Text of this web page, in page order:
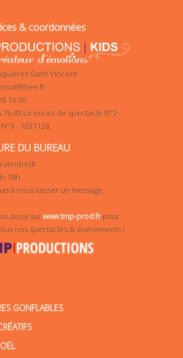
& coordonnées
Saint Vincent
16 90
Licences de spectacle N°2 -
- 1031128.
DU BUREAU
vendredi :
18h
à nous laisser un message.
aussi surwww.tmp-prod.frpour
nos spectacles & événements !
GONFLABLES